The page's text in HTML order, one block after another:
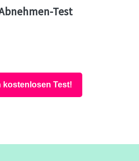
Test
kostenlosen Test!